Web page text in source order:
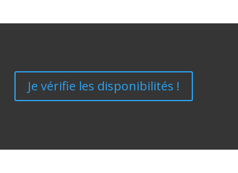
Je vérifie les disponibilités !